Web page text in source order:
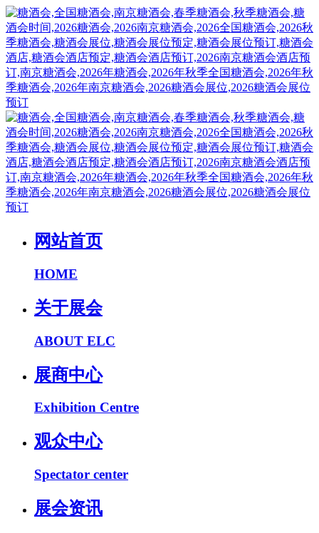
网站首页
HOME
关于展会
ABOUT ELC
展商中心
Exhibition Centre
观众中心
Spectator center
展会资讯